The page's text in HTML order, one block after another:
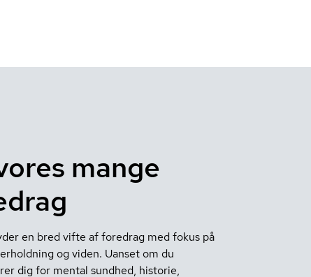
mange
en bred vifte af foredrag med fokus på
og viden. Uanset om du
dig for mental sundhed, historie,